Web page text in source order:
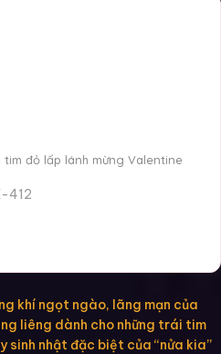
tim đỏ lấp lánh mừng Valentine
412
khí ngọt ngào, lãng mạn của
liêng dành cho những trái tim
sinh nhật đặc biệt của “nửa kia”